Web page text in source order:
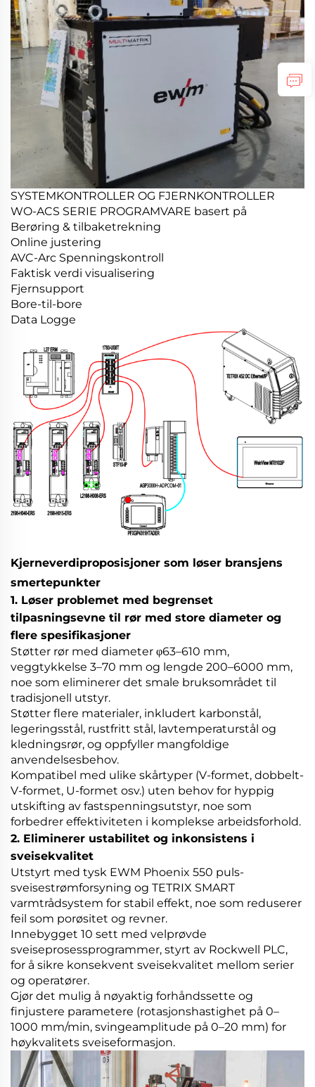
SYSTEMKONTROLLER OG FJERNKONTROLLER
WO-ACS SERIE PROGRAMVARE basert på
Berøring & tilbaketrekning
Online justering
AVC-Arc Spenningskontroll
Faktisk verdi visualisering
Fjernsupport
Bore-til-bore
Data Logge
Kjerneverdiproposisjoner som løser bransjens
smertepunkter
1. Løser problemet med begrenset
tilpasningsevne til rør med store diameter og
flere spesifikasjoner
Støtter rør med diameter φ63–610 mm,
veggtykkelse 3–70 mm og lengde 200–6000 mm,
noe som eliminerer det smale bruksområdet til
tradisjonell utstyr.
Støtter flere materialer, inkludert karbonstål,
legeringsstål, rustfritt stål, lavtemperaturstål og
kledningsrør, og oppfyller mangfoldige
anvendelsesbehov.
Kompatibel med ulike skårtyper (V-formet, dobbelt-
V-formet, U-formet osv.) uten behov for hyppig
utskifting av fastspenningsutstyr, noe som
forbedrer effektiviteten i komplekse arbeidsforhold.
2. Eliminerer ustabilitet og inkonsistens i
sveisekvalitet
Utstyrt med tysk EWM Phoenix 550 puls-
sveisestrømforsyning og TETRIX SMART
varmtrådsystem for stabil effekt, noe som reduserer
feil som porøsitet og revner.
Innebygget 10 sett med velprøvde
sveiseprosessprogrammer, styrt av Rockwell PLC,
for å sikre konsekvent sveisekvalitet mellom serier
og operatører.
Gjør det mulig å nøyaktig forhåndssette og
finjustere parametere (rotasjonshastighet på 0–
1000 mm/min, svingeamplitude på 0–20 mm) for
høykvalitets sveiseformasjon.